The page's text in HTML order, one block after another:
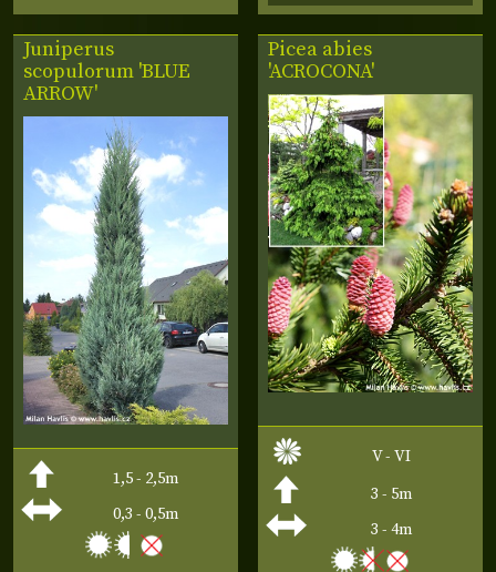
Juniperus
scopulorum 'BLUE
ARROW'
1,5 - 2,5m
0,3 - 0,5m
Picea abies
'ACROCONA'
V - VI
3 - 5m
3 - 4m